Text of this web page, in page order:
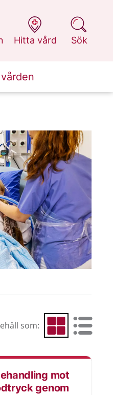
Hitta vård
på 1177.se
Sök
på 1177.se
som: Visa som rutnät
Visa som
mot
genom